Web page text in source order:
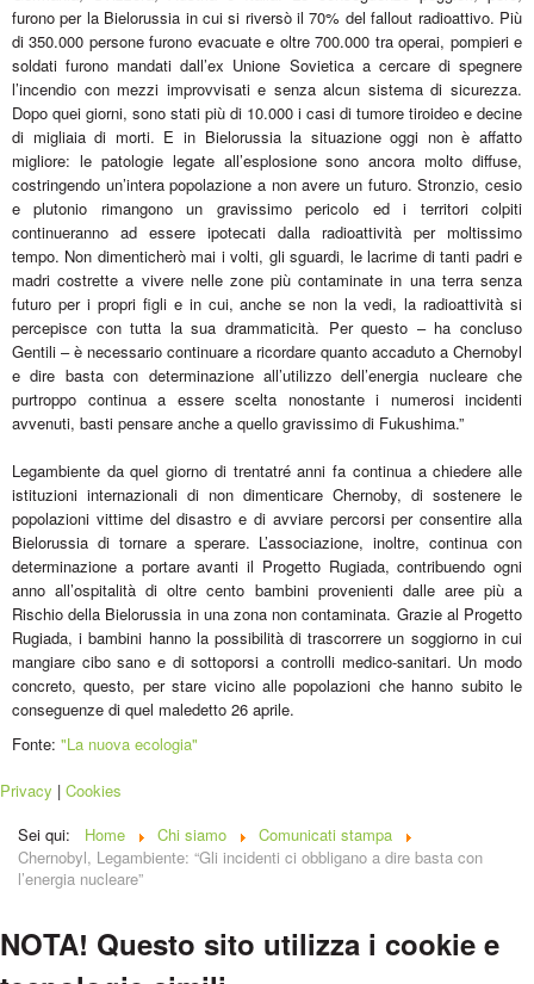
furono per la Bielorussia in cui si riversò il 70% del fallout radioattivo. Più
di 350.000 persone furono evacuate e oltre 700.000 tra operai, pompieri e
soldati furono mandati dall’ex Unione Sovietica a cercare di spegnere
l’incendio con mezzi improvvisati e senza alcun sistema di sicurezza.
Dopo quei giorni, sono stati più di 10.000 i casi di tumore tiroideo e decine
di migliaia di morti. E in Bielorussia la situazione oggi non è affatto
migliore: le patologie legate all’esplosione sono ancora molto diffuse,
costringendo un’intera popolazione a non avere un futuro. Stronzio, cesio
e plutonio rimangono un gravissimo pericolo ed i territori colpiti
continueranno ad essere ipotecati dalla radioattività per moltissimo
tempo. Non dimenticherò mai i volti, gli sguardi, le lacrime di tanti padri e
madri costrette a vivere nelle zone più contaminate in una terra senza
futuro per i propri figli e in cui, anche se non la vedi, la radioattività si
percepisce con tutta la sua drammaticità. Per questo – ha concluso
Gentili – è necessario continuare a ricordare quanto accaduto a Chernobyl
e dire basta con determinazione all’utilizzo dell’energia nucleare che
purtroppo continua a essere scelta nonostante i numerosi incidenti
avvenuti, basti pensare anche a quello gravissimo di Fukushima.”
Legambiente da quel giorno di trentatré anni fa continua a chiedere alle
istituzioni internazionali di non dimenticare Chernoby, di sostenere le
popolazioni vittime del disastro e di avviare percorsi per consentire alla
Bielorussia di tornare a sperare. L’associazione, inoltre, continua con
determinazione a portare avanti il Progetto Rugiada, contribuendo ogni
anno all’ospitalità di oltre cento bambini provenienti dalle aree più a
Rischio della Bielorussia in una zona non contaminata. Grazie al Progetto
Rugiada, i bambini hanno la possibilità di trascorrere un soggiorno in cui
mangiare cibo sano e di sottoporsi a controlli medico-sanitari. Un modo
concreto, questo, per stare vicino alle popolazioni che hanno subito le
conseguenze di quel maledetto 26 aprile.
Fonte: "La nuova ecologia"
Privacy | Cookies
Sei qui:
Home Chi siamo
Comunicati stampa
Chernobyl, Legambiente: “Gli incidenti ci obbligano a dire basta con
l’energia nucleare”
NOTA! Questo sito utilizza i cookie e